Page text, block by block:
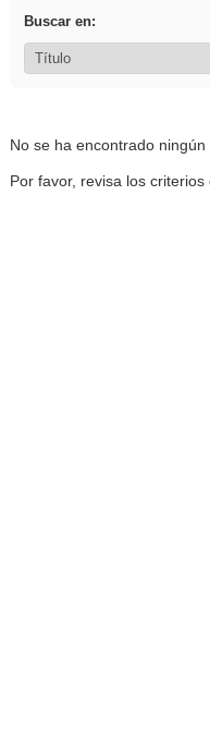
Buscar en:
No se ha encontrado ningún
Por favor, revisa los criterios